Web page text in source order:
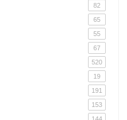
82
65
55
67
520
19
191
153